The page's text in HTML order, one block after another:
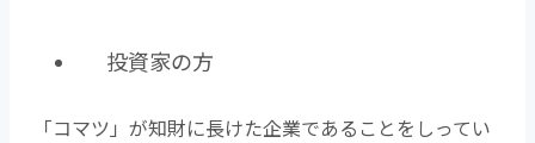
投資家の方
「コマツ」が知財に長けた企業であることをしってい